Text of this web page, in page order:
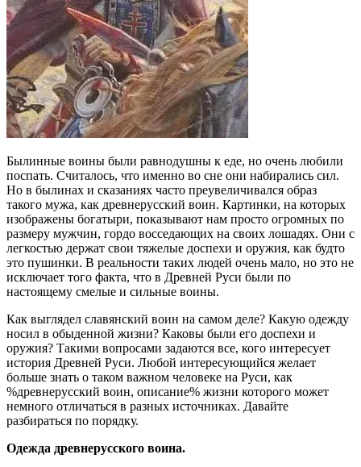
Былинные воины были равнодушны к еде, но очень любили
поспать. Считалось, что именно во сне они набирались сил.
Но в былинах и сказаниях часто преувеличивался образ
такого мужа, как древнерусский воин. Картинки, на которых
изображены богатыри, показывают нам просто огромных по
размеру мужчин, гордо восседающих на своих лошадях. Они с
легкостью держат свои тяжелые доспехи и оружия, как будто
это пушинки. В реальности таких людей очень мало, но это не
исключает того факта, что в Древней Руси были по
настоящему смелые и сильные воины.
Как выглядел славянский воин на самом деле? Какую одежду
носил в обыденной жизни? Каковы были его доспехи и
оружия? Такими вопросами задаются все, кого интересует
история Древней Руси. Любой интересующийся желает
больше знать о таком важном человеке на Руси, как
%древнерусский воин, описание% жизни которого может
немного отличаться в разных источниках. Давайте
разбираться по порядку.
Одежда древнерусского воина.